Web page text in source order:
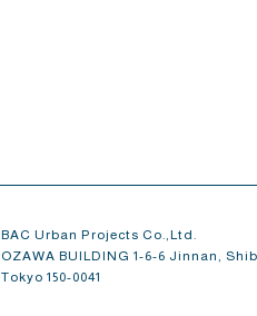
BAC Urban Projects Co.,Ltd.
OZAWA BUILDING 1-6-6 Jinnan,
Tokyo 150-0041